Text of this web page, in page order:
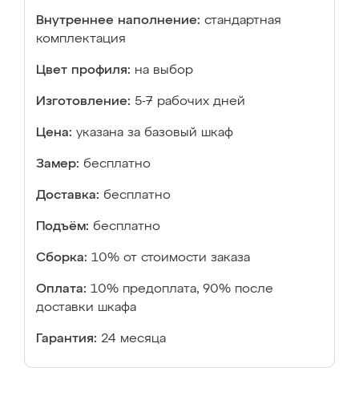
Внутреннее наполнение: стандартная
комплектация
Цвет профиля: на выбор
Изготовление: 5-7 рабочих дней
Цена: указана за базовый шкаф
Замер: бесплатно
Доставка: бесплатно
Подъём: бесплатно
Сборка: 10% от стоимости заказа
Оплата: 10% предоплата, 90% после
доставки шкафа
Гарантия: 24 месяца